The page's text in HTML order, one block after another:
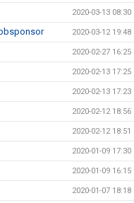
2020-03-13 08:30
2020-03-12 19:48
2020-02-27 16:25
2020-02-13 17:25
2020-02-13 17:23
2020-02-12 18:56
2020-02-12 18:51
2020-01-09 17:30
2020-01-09 16:15
2020-01-07 18:18